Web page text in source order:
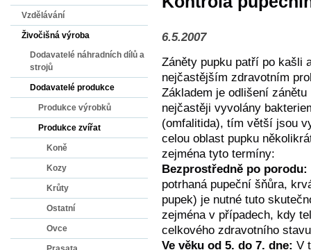
6.5.2007
Záněty pupku patří po kašli
nejčastějším zdravotním
Základem je odlišení
nejčastěji vyvolány
(omfalitida), tím větší jsou
celou oblast pupku
zejména tyto termíny:
Bezprostředně po porodu:
potrhaná pupeční šňůra,
pupek) je nutné tuto
zejména v případech, kdy
celkového zdravotního
Ve věku od 5. do 7. dne: V
Vzdělávání
Živočišná výroba
Dodavatelé náhradních dílů a
strojů
Dodavatelé produkce
Produkce výrobků
Produkce zvířat
Koně
Kozy
Krůty
Ostatní
Ovce